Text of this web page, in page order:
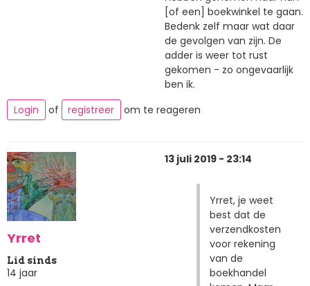
[of een] boekwinkel te gaan.
Bedenk zelf maar wat daar
de gevolgen van zijn. De
adder is weer tot rust
gekomen - zo ongevaarlijk
ben ik.
Login
of registreer om te reageren
Yrret
Lid sinds
14 jaar
13 juli 2019 - 23:14
Yrret, je weet
best dat de
verzendkosten
voor rekening
van de
boekhandel